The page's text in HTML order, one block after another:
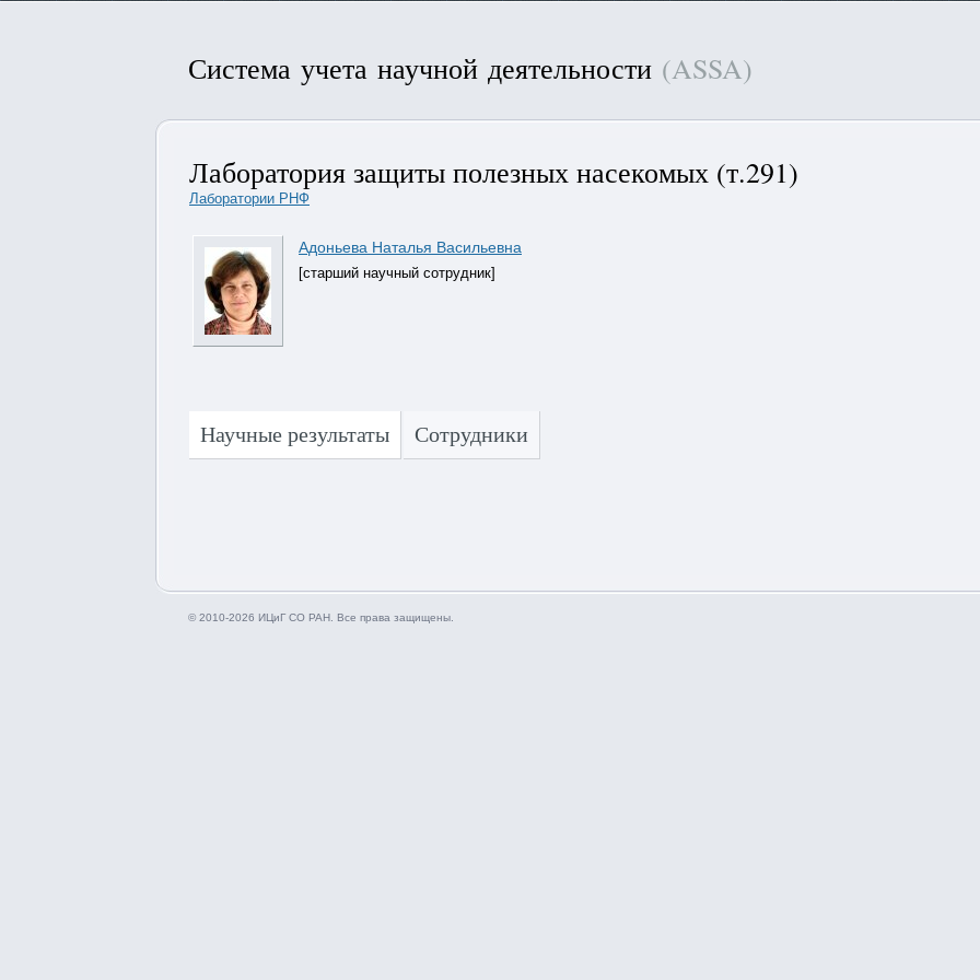
Система учета научной деятельности (ASSA)
Лаборатория защиты полезных насекомых (т.291)
Лаборатории РНФ
Адоньева Наталья Васильевна
[старший научный сотрудник]
Научные результаты Сотрудники
© 2010-2026 ИЦиГ СО РАН. Все права защищены.